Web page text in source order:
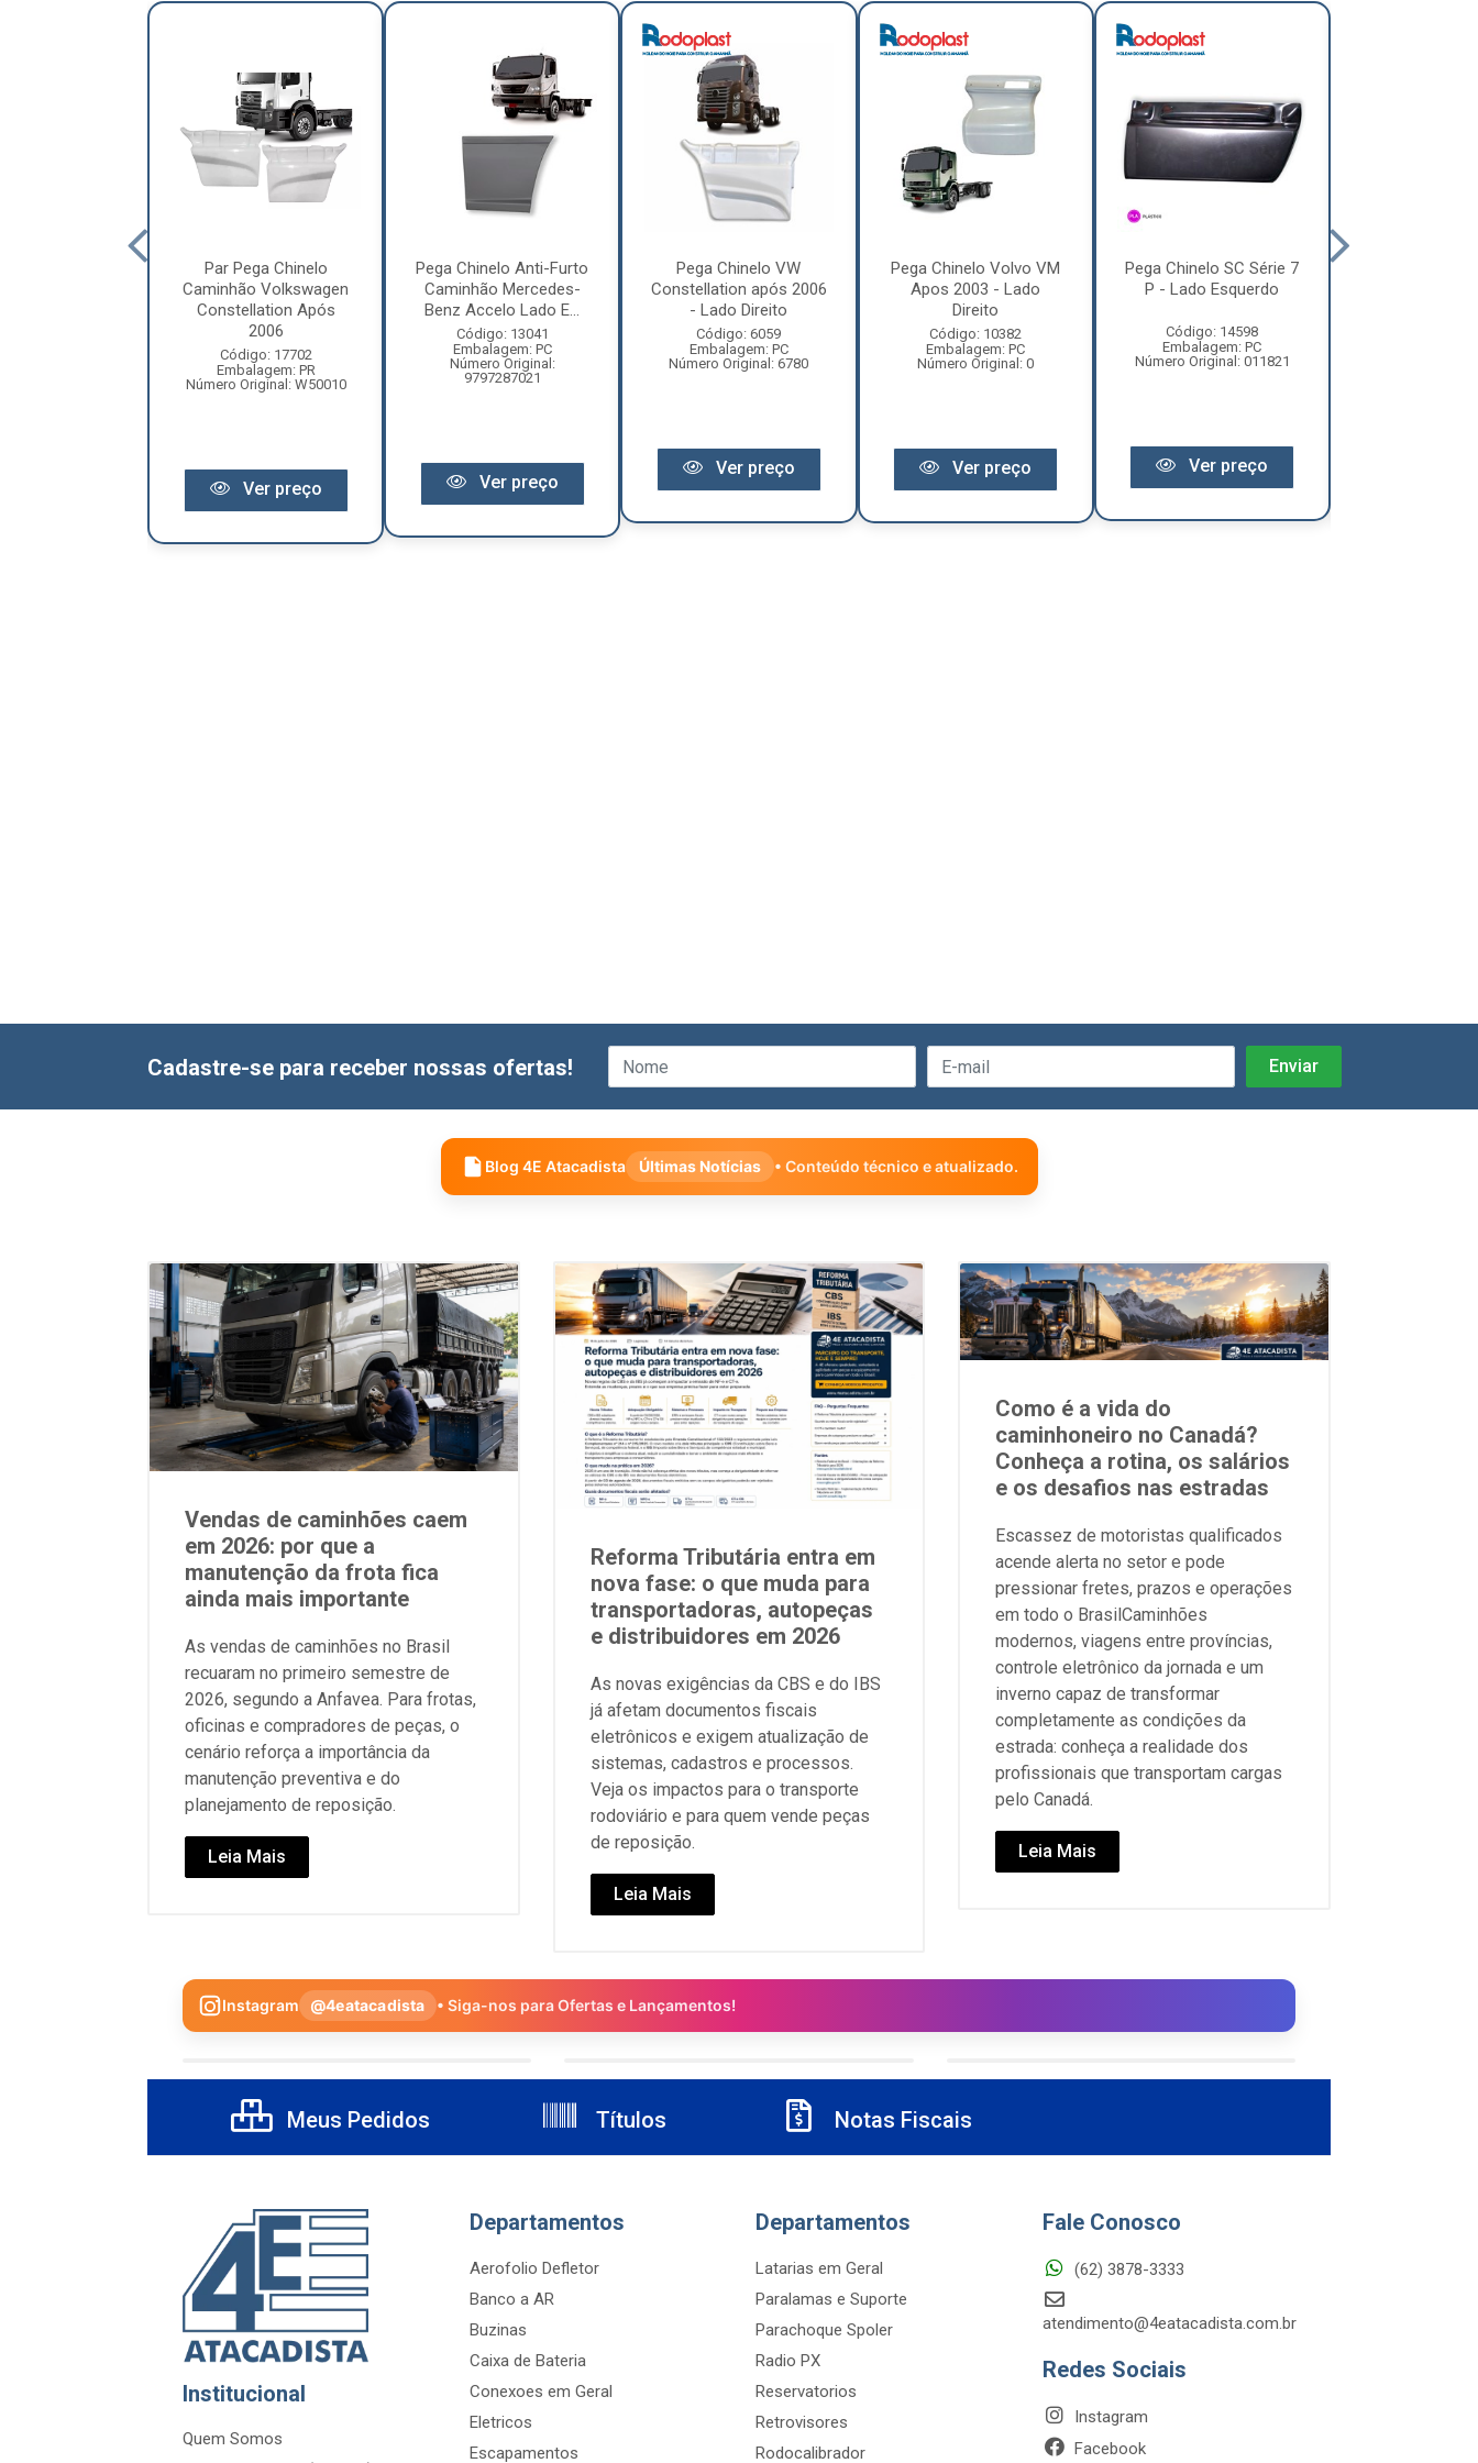
Par Pega Chinelo
Caminhão Volkswagen
Constellation Após
2006
Código: 17702
Embalagem: PR
Número Original: W50010
Ver preço
Pega Chinelo Anti-Furto
Caminhão Mercedes-
Benz Accelo Lado E...
Código: 13041
Embalagem: PC
Número Original:
9797287021
Ver preço
Pega Chinelo VW
Constellation após 2006
- Lado Direito
Código: 6059
Embalagem: PC
Número Original: 6780
Ver preço
Pega Chinelo Volvo VM
Apos 2003 - Lado
Direito
Código: 10382
Embalagem: PC
Número Original: 0
Ver preço
Pega Chinelo SC Série 7
P - Lado Esquerdo
Código: 14598
Embalagem: PC
Número Original: 011821
Ver preço
Cadastre-se para receber nossas ofertas!
Blog 4E Atacadista Últimas Notícias • Conteúdo técnico e atualizado.
Vendas de caminhões caem
em 2026: por que a
manutenção da frota fica
ainda mais importante
As vendas de caminhões no Brasil
recuaram no primeiro semestre de
2026, segundo a Anfavea. Para frotas,
oficinas e compradores de peças, o
cenário reforça a importância da
manutenção preventiva e do
planejamento de reposição.
Leia Mais
Reforma Tributária entra em
nova fase: o que muda para
transportadoras, autopeças
e distribuidores em 2026
As novas exigências da CBS e do IBS
já afetam documentos fiscais
eletrônicos e exigem atualização de
sistemas, cadastros e processos.
Veja os impactos para o transporte
rodoviário e para quem vende peças
de reposição.
Leia Mais
Como é a vida do
caminhoneiro no Canadá?
Conheça a rotina, os salários
e os desafios nas estradas
Escassez de motoristas qualificados
acende alerta no setor e pode
pressionar fretes, prazos e operações
em todo o BrasilCaminhões
modernos, viagens entre províncias,
controle eletrônico da jornada e um
inverno capaz de transformar
completamente as condições da
estrada: conheça a realidade dos
profissionais que transportam cargas
pelo Canadá.
Leia Mais
Instagram @4eatacadista • Siga-nos para Ofertas e Lançamentos!
Meus Pedidos Títulos Notas Fiscais
Institucional
Quem Somos
Departamentos
Aerofolio Defletor
Banco a AR
Buzinas
Caixa de Bateria
Conexoes em Geral
Eletricos
Escapamentos
Departamentos
Latarias em Geral
Paralamas e Suporte
Parachoque Spoler
Radio PX
Reservatorios
Retrovisores
Rodocalibrador
Fale Conosco
(62) 3878-3333
atendimento@4eatacadista.com.br
Redes Sociais
Instagram
Facebook